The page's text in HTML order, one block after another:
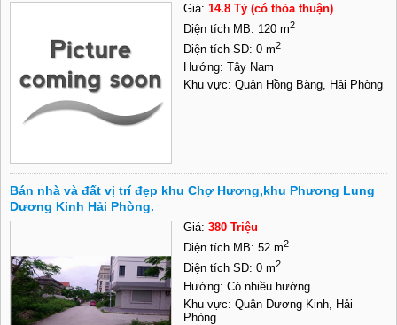
Giá: 14.8 Tỷ (có thỏa thuận)
Diện tích MB: 120 m2
Diện tích SD: 0 m2
Hướng: Tây Nam
Khu vực: Quận Hồng Bàng, Hải Phòng
Bán nhà và đất vị trí đẹp khu Chợ Hương,khu Phương Lung
Dương Kinh Hải Phòng.
Giá: 380 Triệu
Diện tích MB: 52 m2
Diện tích SD: 0 m2
Hướng: Có nhiều hướng
Khu vực: Quận Dương Kinh, Hải
Phòng